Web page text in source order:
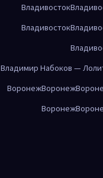
Владивосток
Владивосток
Владимир Набоков —
ВоронежВоронеж
Воронеж